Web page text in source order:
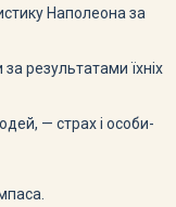
Наполеона за
результатами їхніх
— страх і особи­